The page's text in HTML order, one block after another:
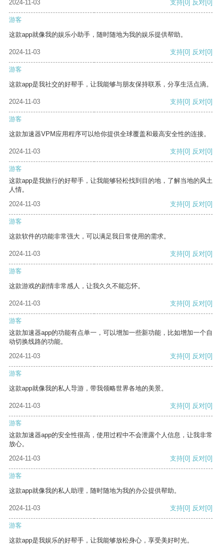
2024-11-03 支持 [0] 反对 [0]
游客
这款app就像我的娱乐小助手，随时随地为我的娱乐提供帮助。
2024-11-03 支持[0] 反对[0]
游客
这款app是我社交的好帮手，让我能够与朋友保持联系，分享生活点滴。
2024-11-03 支持[0] 反对[0]
游客
这款加速器VPM应用程序可以给你提供全球覆盖和最高安全性的连接。
2024-11-03 支持[0] 反对[0]
游客
这款app是我旅行的好帮手，让我能够轻松找到目的地，了解当地的风土
人情。
2024-11-03
支持[0] 反对[0]
游客
这款软件的功能非常强大，可以满足我日常使用的需求。
2024-11-03 支持[0] 反对[0]
游客
这款游戏的剧情非常感人，让我久久不能忘怀。
2024-11-03 支持[0] 反对[0]
游客
这款加速器app的功能有点单一，可以增加一些新功能，比如增加一个自
动切换线路的功能。
2024-11-03
支持[0] 反对[0]
游客
这款app就像我的私人导游，带我领略世界各地的美景。
2024-11-03 支持[0] 反对[0]
游客
这款加速器app的安全性很高，使用过程中不会泄露个人信息，让我非常
放心。
2024-11-03
支持[0] 反对[0]
游客
这款app就像我的私人助理，随时随地为我的办公提供帮助。
2024-11-03 支持[0] 反对[0]
游客
这款app是我娱乐的好帮手，让我能够放松身心，享受美好时光。